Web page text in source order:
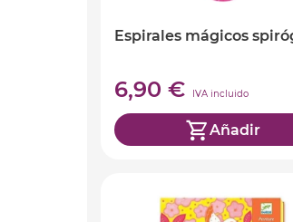
Espirales mágicos
6,90 € IVA incluido
Añadir